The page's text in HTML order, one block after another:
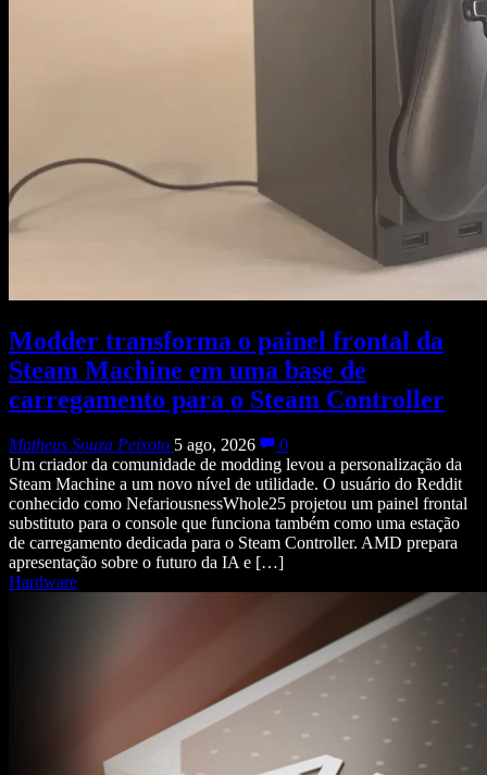
Modder transforma o painel frontal da
Steam Machine em uma base de
carregamento para o Steam Controller
Matheus Souza Peixoto 5 ago, 2026
0
Um criador da comunidade de modding levou a personalização da
Steam Machine a um novo nível de utilidade. O usuário do Reddit
conhecido como NefariousnessWhole25 projetou um painel frontal
substituto para o console que funciona também como uma estação
de carregamento dedicada para o Steam Controller. AMD prepara
apresentação sobre o futuro da IA e […]
Hardware